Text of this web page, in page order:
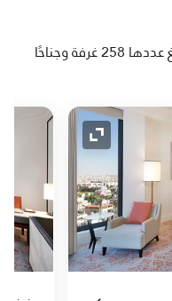
استرخ في أناقة غرفنا وأجنحتنا البالغ عددها 258 غرفة وجناحًا
رمز التوسيع